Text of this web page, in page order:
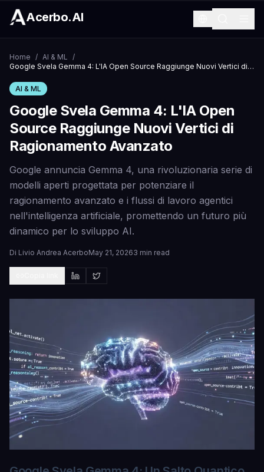
Acerbo.AI
Home / AI & ML /
Google Svela Gemma 4: L'IA Open Source Raggiunge Nuovi Vertici di Ragionamento Avanzato
AI & ML
Google Svela Gemma 4: L'IA Open
Source Raggiunge Nuovi Vertici di
Ragionamento Avanzato
Google annuncia Gemma 4, una rivoluzionaria serie di
modelli aperti progettata per potenziare il
ragionamento avanzato e i flussi di lavoro agentici
nell'intelligenza artificiale, promettendo un futuro più
dinamico per lo sviluppo AI.
Di Livio Andrea AcerboMay 21, 20263 min read